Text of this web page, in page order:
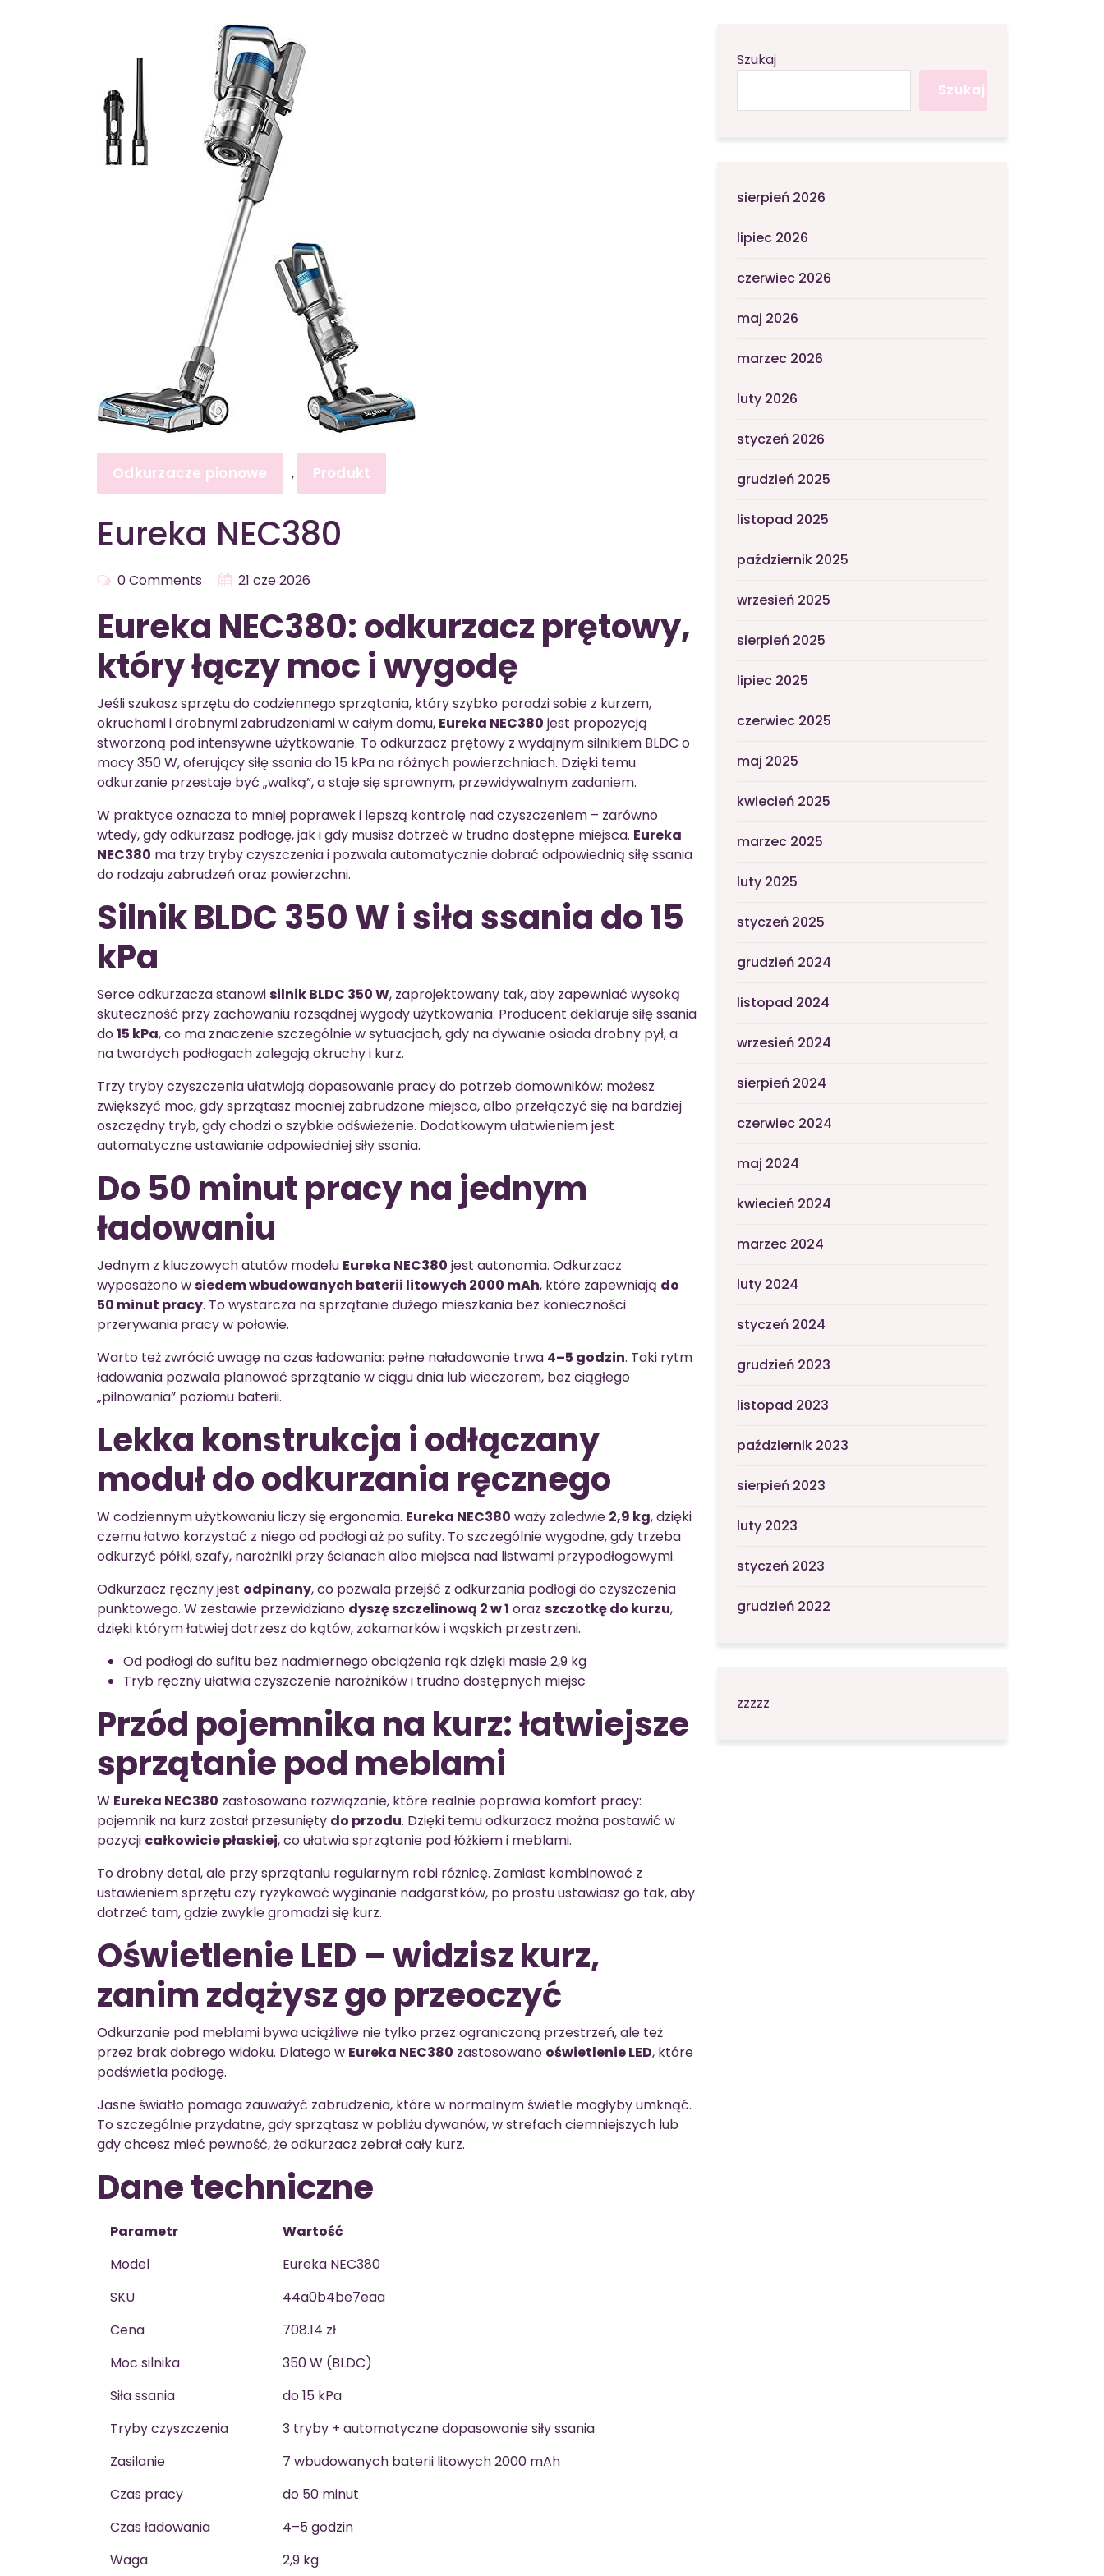
Odkurzacze pionowe , Produkt
Eureka NEC380
0 Comments 21 cze 2026
Eureka NEC380: odkurzacz prętowy,
który łączy moc i wygodę
Jeśli szukasz sprzętu do codziennego sprzątania, który szybko poradzi sobie z kurzem,
okruchami i drobnymi zabrudzeniami w całym domu, Eureka NEC380 jest propozycją
stworzoną pod intensywne użytkowanie. To odkurzacz prętowy z wydajnym silnikiem BLDC o
mocy 350 W, oferujący siłę ssania do 15 kPa na różnych powierzchniach. Dzięki temu
odkurzanie przestaje być „walką”, a staje się sprawnym, przewidywalnym zadaniem.
W praktyce oznacza to mniej poprawek i lepszą kontrolę nad czyszczeniem – zarówno
wtedy, gdy odkurzasz podłogę, jak i gdy musisz dotrzeć w trudno dostępne miejsca. Eureka
NEC380 ma trzy tryby czyszczenia i pozwala automatycznie dobrać odpowiednią siłę ssania
do rodzaju zabrudzeń oraz powierzchni.
Silnik BLDC 350 W i siła ssania do 15
kPa
Serce odkurzacza stanowisilnik BLDC 350 W, zaprojektowany tak, aby zapewniać wysoką
skuteczność przy zachowaniu rozsądnej wygody użytkowania. Producent deklaruje siłę ssania
do15 kPa, co ma znaczenie szczególnie w sytuacjach, gdy na dywanie osiada drobny pył, a
na twardych podłogach zalegają okruchy i kurz.
Trzy tryby czyszczenia ułatwiają dopasowanie pracy do potrzeb domowników: możesz
zwiększyć moc, gdy sprzątasz mocniej zabrudzone miejsca, albo przełączyć się na bardziej
oszczędny tryb, gdy chodzi o szybkie odświeżenie. Dodatkowym ułatwieniem jest
automatyczne ustawianie odpowiedniej siły ssania.
Do 50 minut pracy na jednym
ładowaniu
Jednym z kluczowych atutów modelu Eureka NEC380 jest autonomia. Odkurzacz
wyposażono wsiedem wbudowanych baterii litowych 2000 mAh, które zapewniają do
50 minut pracy. To wystarcza na sprzątanie dużego mieszkania bez konieczności
przerywania pracy w połowie.
Warto też zwrócić uwagę na czas ładowania: pełne naładowanie trwa 4–5 godzin. Taki rytm
ładowania pozwala planować sprzątanie w ciągu dnia lub wieczorem, bez ciągłego
„pilnowania” poziomu baterii.
Lekka konstrukcja i odłączany
moduł do odkurzania ręcznego
W codziennym użytkowaniu liczy się ergonomia. Eureka NEC380 waży zaledwie 2,9 kg, dzięki
czemu łatwo korzystać z niego od podłogi aż po sufity. To szczególnie wygodne, gdy trzeba
odkurzyć półki, szafy, narożniki przy ścianach albo miejsca nad listwami przypodłogowymi.
Odkurzacz ręczny jest odpinany, co pozwala przejść z odkurzania podłogi do czyszczenia
punktowego. W zestawie przewidziano dyszę szczelinową 2 w 1 oraz szczotkę do kurzu,
dzięki którym łatwiej dotrzesz do kątów, zakamarków i wąskich przestrzeni.
Od podłogi do sufitu bez nadmiernego obciążenia rąk dzięki masie 2,9 kg
Tryb ręczny ułatwia czyszczenie narożników i trudno dostępnych miejsc
Przód pojemnika na kurz: łatwiejsze
sprzątanie pod meblami
W Eureka NEC380 zastosowano rozwiązanie, które realnie poprawia komfort pracy:
pojemnik na kurz został przesunięty do przodu. Dzięki temu odkurzacz można postawić w
pozycji całkowicie płaskiej, co ułatwia sprzątanie pod łóżkiem i meblami.
To drobny detal, ale przy sprzątaniu regularnym robi różnicę. Zamiast kombinować z
ustawieniem sprzętu czy ryzykować wyginanie nadgarstków, po prostu ustawiasz go tak, aby
dotrzeć tam, gdzie zwykle gromadzi się kurz.
Oświetlenie LED – widzisz kurz,
zanim zdążysz go przeoczyć
Odkurzanie pod meblami bywa uciążliwe nie tylko przez ograniczoną przestrzeń, ale też
przez brak dobrego widoku. Dlatego w Eureka NEC380 zastosowano oświetlenie LED, które
podświetla podłogę.
Jasne światło pomaga zauważyć zabrudzenia, które w normalnym świetle mogłyby umknąć.
To szczególnie przydatne, gdy sprzątasz w pobliżu dywanów, w strefach ciemniejszych lub
gdy chcesz mieć pewność, że odkurzacz zebrał cały kurz.
Dane techniczne
Parametr
Wartość
Model
Eureka NEC380
SKU
44a0b4be7eaa
Cena
708.14 zł
Moc silnika
350 W (BLDC)
Siła ssania
do 15 kPa
Tryby czyszczenia
3 tryby + automatyczne dopasowanie siły ssania
Zasilanie
7 wbudowanych baterii litowych 2000 mAh
Czas pracy
do 50 minut
Czas ładowania
4–5 godzin
Waga
2,9 kg
Szukaj
Szukaj
sierpień 2026
lipiec 2026
czerwiec 2026
maj 2026
marzec 2026
luty 2026
styczeń 2026
grudzień 2025
listopad 2025
październik 2025
wrzesień 2025
sierpień 2025
lipiec 2025
czerwiec 2025
maj 2025
kwiecień 2025
marzec 2025
luty 2025
styczeń 2025
grudzień 2024
listopad 2024
wrzesień 2024
sierpień 2024
czerwiec 2024
maj 2024
kwiecień 2024
marzec 2024
luty 2024
styczeń 2024
grudzień 2023
listopad 2023
październik 2023
sierpień 2023
luty 2023
styczeń 2023
grudzień 2022
zzzzz